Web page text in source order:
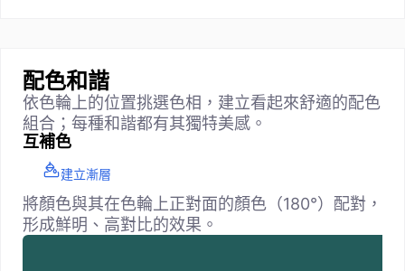
配色和諧
依色輪上的位置挑選色相，建立看起來舒適的配色
組合；每種和諧都有其獨特美感。
互補色
建立漸層
將顏色與其在色輪上正對面的顏色（180°）配對，
形成鮮明、高對比的效果。